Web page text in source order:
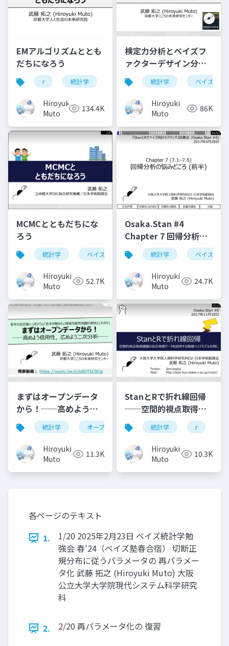
EMアルゴリズムととも
だちになろう
r 統計学 アルゴリズム 最尤法
Hiroyuki
Muto
134.4K
検定力分析とベイズフ
ァクターデザイン分析
によるサンプルサイズ
設計
統計学 ベイズ
Hiroyuki
Muto
86K
MCMCとともだちにな
ろう
統計学 ベイズ
Hiroyuki
Muto
52.7K
Osaka.Stan #4
Chapter 7 回帰分析の
悩みどころ (7.1–7.5)
統計学 ベイズ
Hiroyuki
Muto
24.7K
まずはオープンデータ
から！──高めよう信
用性，広めよう二次分
析──
統計学 オープンサイエンス 心理学
Hiroyuki
Muto
11.3K
StanとRで折れ線回帰
──空間的視点取得課
題の反応時間データを
説明する階層ベイズモ
デルを例に──
統計学 r
Hiroyuki
Muto
10.3K
各ページのテキスト
1.
1/20 2025年2月23日 ベイズ統計学勉
強会 春'24（ベイズ塾春合宿） 切断正
規分布に従うパラメータの 再パラメー
タ化 武藤 拓之 (Hiroyuki Muto) 大阪
公立大学大学院現代システム科学研究
科
2. 2/20 再パラメータ化の 復習